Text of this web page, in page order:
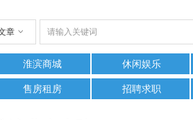
章 ꀁ
淮滨商城 休闲娱乐
售房租房 招聘求职